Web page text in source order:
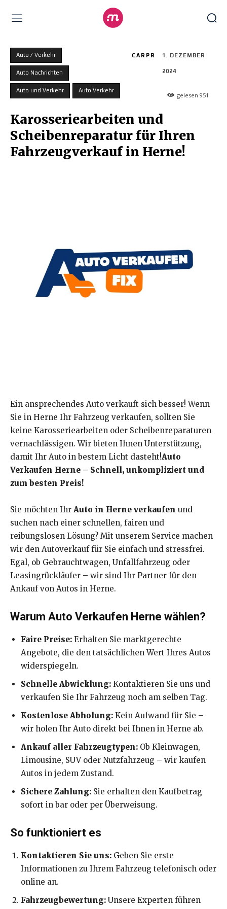
Auto / Verkehr
Auto Nachrichten
Auto und Verkehr Auto Verkehr
CARPR 1. DEZEMBER
2024
gelesen951
Karosseriearbeiten und
Scheibenreparatur für Ihren
Fahrzeugverkauf in Herne!
Ein ansprechendes Auto verkauft sich besser! Wenn
Sie in Herne Ihr Fahrzeug verkaufen, sollten Sie
keine Karosseriearbeiten oder Scheibenreparaturen
vernachlässigen. Wir bieten Ihnen Unterstützung,
damit Ihr Auto in bestem Licht dasteht!Auto
Verkaufen Herne – Schnell, unkompliziert und
zum besten Preis!
Sie möchten Ihr Auto in Herne verkaufen und
suchen nach einer schnellen, fairen und
reibungslosen Lösung? Mit unserem Service machen
wir den Autoverkauf für Sie einfach und stressfrei.
Egal, ob Gebrauchtwagen, Unfallfahrzeug oder
Leasingrückläufer – wir sind Ihr Partner für den
Ankauf von Autos in Herne.
Warum Auto Verkaufen Herne wählen?
Faire Preise: Erhalten Sie marktgerechte
Angebote, die den tatsächlichen Wert Ihres Autos
widerspiegeln.
Schnelle Abwicklung: Kontaktieren Sie uns und
verkaufen Sie Ihr Fahrzeug noch am selben Tag.
Kostenlose Abholung: Kein Aufwand für Sie –
wir holen Ihr Auto direkt bei Ihnen in Herne ab.
Ankauf aller Fahrzeugtypen: Ob Kleinwagen,
Limousine, SUV oder Nutzfahrzeug – wir kaufen
Autos in jedem Zustand.
Sichere Zahlung: Sie erhalten den Kaufbetrag
sofort in bar oder per Überweisung.
So funktioniert es
Kontaktieren Sie uns: Geben Sie erste
Informationen zu Ihrem Fahrzeug telefonisch oder
online an.
Fahrzeugbewertung: Unsere Experten führen